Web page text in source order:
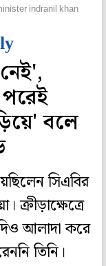
indranil khan
বলে
সিএবির
ক্রীড়াক্ষেত্রে
আলাদা করে
তিনি।